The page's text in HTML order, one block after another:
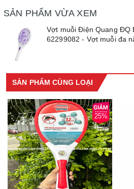
3/ BẢO HÀNH chính hãng 12 tháng
áp dụng cho toàn hệ thống showroom.
SẢN PHẨM VỪA XEM
Vợt muỗi Điện Quang ĐQ
62299082 - Vợt muỗi đa
SẢN PHẨM CÙNG LOẠI
25%